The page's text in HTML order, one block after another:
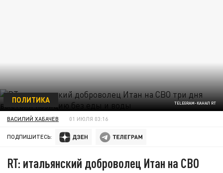
TELEGRAM-КАНАЛ RT
ПОЛИТИКА
ВАСИЛИЙ ХАБАЧЕВ 01 ИЮЛЯ 03:16
ПОДПИШИТЕСЬ:
RT: итальянский доброволец Итан на СВО